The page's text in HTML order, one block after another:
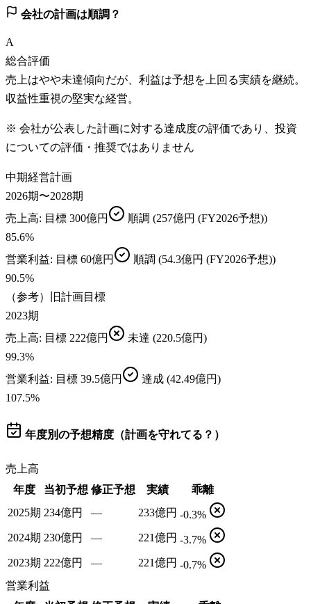
会社の計画は順調？
A
総合評価
売上はやや未達傾向だが、利益は予想を上回る実績を継続。
収益性重視の堅実な経営。
※ 会社が公表した計画に対する達成度の評価であり、投資
についての評価・推奨ではありません
中期経営計画
2026期〜2028期
売上高: 目標 300億円 順調 (257億円 (FY2026予想))
85.6%
営業利益: 目標 60億円 順調 (54.3億円 (FY2026予想))
90.5%
（参考）旧計画目標
2023期
売上高: 目標 222億円 未達 (220.5億円)
99.3%
営業利益: 目標 39.5億円 達成 (42.49億円)
107.5%
年度別の予想精度（計画を守れてる？）
売上高
年度
当初予想 修正予想 実績
乖離
2025期 234億円 — 233億円 -0.3%
2024期 230億円 — 221億円 -3.7%
2023期 222億円 — 221億円 -0.7%
営業利益